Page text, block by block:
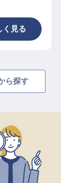
く見る
ら探す